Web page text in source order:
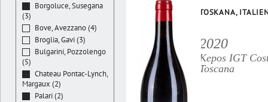
TOSKANA,
2020
Kepos IGT
Toscana
Borgoluce, Susegana
(3)
Bove, Avezzano (4)
Broglia, Gavi (3)
Bulgarini, Pozzolengo
(5)
Chateau Pontac-Lynch,
Margaux (2)
Palari (2)